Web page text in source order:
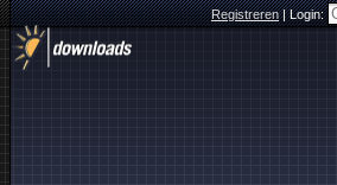
Registreren|Login: